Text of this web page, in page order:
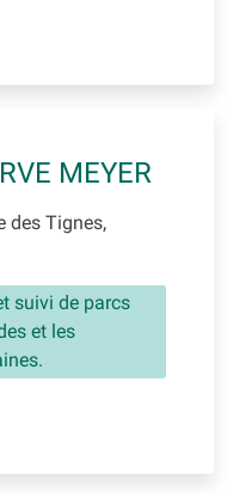
MEYER
des Tignes,
suivi de parcs
et les